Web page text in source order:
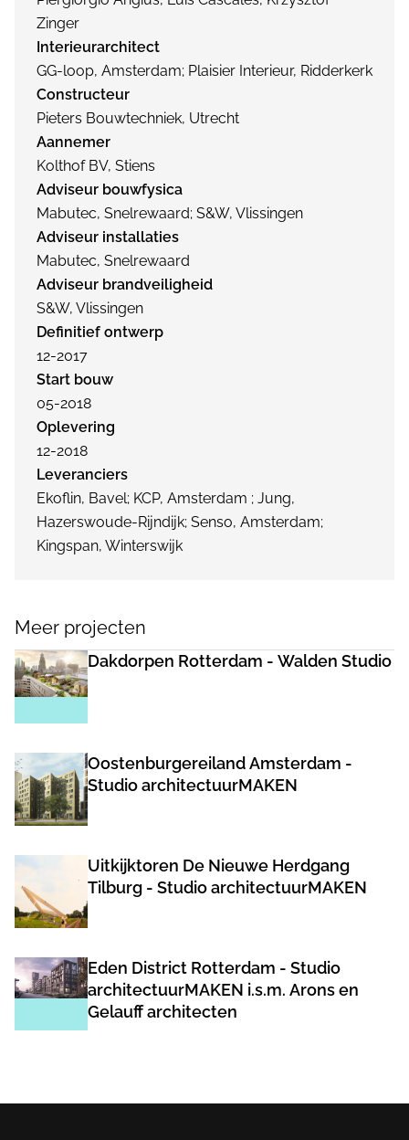
Zinger
Interieurarchitect
GG-loop, Amsterdam; Plaisier Interieur, Ridderkerk
Constructeur
Pieters Bouwtechniek, Utrecht
Aannemer
Kolthof BV, Stiens
Adviseur bouwfysica
Mabutec, Snelrewaard; S&W, Vlissingen
Adviseur installaties
Mabutec, Snelrewaard
Adviseur brandveiligheid
S&W, Vlissingen
Definitief ontwerp
12-2017
Start bouw
05-2018
Oplevering
12-2018
Leveranciers
Ekoflin, Bavel; KCP, Amsterdam ; Jung,
Hazerswoude-Rijndijk; Senso, Amsterdam;
Kingspan, Winterswijk
Meer projecten
Dakdorpen Rotterdam - Walden Studio
Oostenburgereiland Amsterdam -
Studio architectuurMAKEN
Uitkijktoren De Nieuwe Herdgang
Tilburg - Studio architectuurMAKEN
Eden District Rotterdam - Studio
architectuurMAKEN i.s.m. Arons en
Gelauff architecten